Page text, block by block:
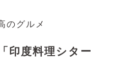
のグルメ
度料理シター